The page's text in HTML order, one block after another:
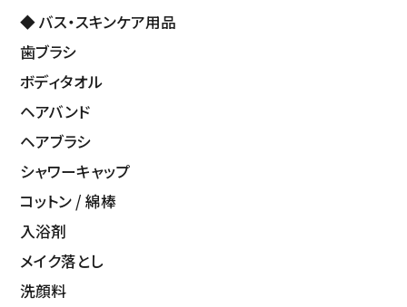
◆ バス・スキンケア用品
歯ブラシ
ボディタオル
ヘアバンド
ヘアブラシ
シャワーキャップ
コットン / 綿棒
入浴剤
メイク落とし
洗顔料